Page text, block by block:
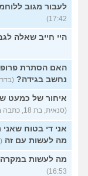
לעבור מגוב
17:42)
היי חייב שאלה
האם הסתרת
נחשב בגידה?
איחור של כמעט
(סנאית, בת 18, כתבה ב-03/08/26 17:13)
אני די בטוח
מה לעשות עם זה
מה לעשות במקרה
16:53)